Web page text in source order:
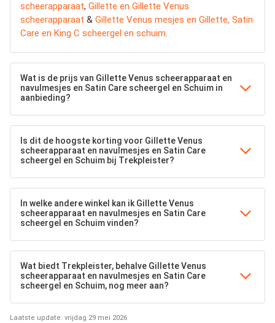
scheerapparaat, Gillette en Gillette Venus
scheerapparaat & Gillette Venus mesjes en Gillette, Satin
Care en King C scheergel en schuim.
Wat is de prijs van Gillette Venus scheerapparaat en
navulmesjes en Satin Care scheergel en Schuim in
aanbieding?
Is dit de hoogste korting voor Gillette Venus
scheerapparaat en navulmesjes en Satin Care
scheergel en Schuim bij Trekpleister?
In welke andere winkel kan ik Gillette Venus
scheerapparaat en navulmesjes en Satin Care
scheergel en Schuim vinden?
Wat biedt Trekpleister, behalve Gillette Venus
scheerapparaat en navulmesjes en Satin Care
scheergel en Schuim, nog meer aan?
Laatste update: vrijdag 29 mei 2026